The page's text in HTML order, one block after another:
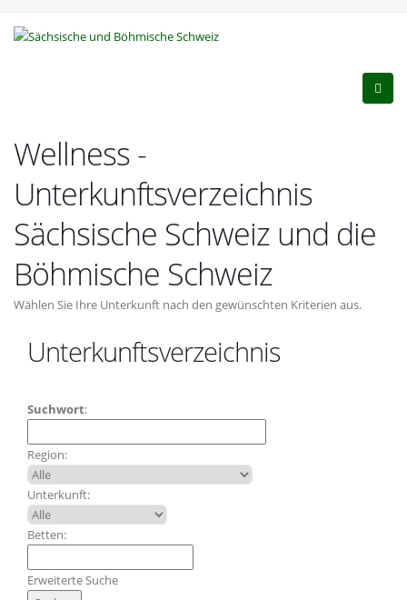
Wellness -
Unterkunftsverzeichnis
Sächsische Schweiz und die
Böhmische Schweiz
Wählen Sie Ihre Unterkunft nach den gewünschten Kriterien aus.
Unterkunftsverzeichnis
Suchwort:
Region:
Unterkunft:
Betten:
Erweiterte Suche